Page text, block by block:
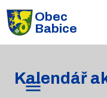
Obec
Babice
Kalendář